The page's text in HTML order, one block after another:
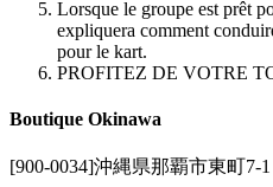
Lorsque le groupe est prêt
expliquera comment
pour le kart.
PROFITEZ DE VOTRE
Boutique Okinawa
[900-0034]沖縄県那覇市東町7-1